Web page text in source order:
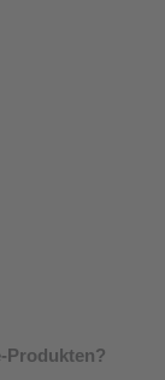
Produkten?